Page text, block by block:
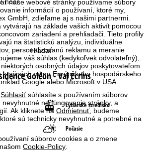
naše webové stránky používame súbory
informácií o používaní, ktoré my,
GmbH, zdieľame aj s našimi partnermi.
vytvárajú na základe vašich aktivít pomocou
zariadení a prehliadači. Tieto profily
na štatistickú analýzu, individuálne
personalizovanú reklamu a meranie
váš súhlas (kedykoľvek odvolateľný),
osobných údajov poskytovateľom
mimo Európskeho hospodárskeho
Google alebo Microsoft v USA.
Súhlasiťsúhlasíte s používaním súborov
na fungovanie stránky, a
Ak kliknete naOdmietnuť, budeme
sú technicky nevyhnutné a potrebné na
súborov cookies a o zmene
Cookie-Policy
Hľadať
Goléon - Val Écrins
Lyžiarske stredisko
Počasie